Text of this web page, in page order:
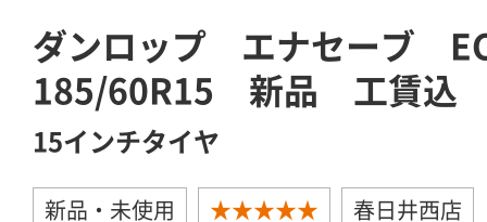
ダンロップ エナセーブ
185/60R15 新品 工賃込
15インチタイヤ
新品・未使用 ★★★★★ 春日井西店